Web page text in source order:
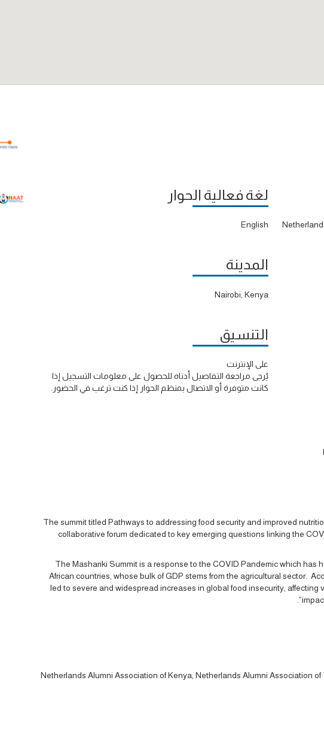
لغة فعالية الحوار
English
المدينة
Nairobi, Kenya
التنسيق
على الإنترنت
يُرجى مراجعة التفاصيل أدناه للحصول على معلومات التسجيل إذا
كانت متوفرة أو الاتصال بمنظم الحوار إذا كنت ترغب في الحضور.
The summit titled Pathways to addressing food security and improved
collaborative forum dedicated to key emerging questions linking the
The Mashariki Summit is a response to the COVID Pandemic which has
African countries, whose bulk of GDP stems from the agricultural sector.
led to severe and widespread increases in global food insecurity,
Netherlands Alumni Association of Kenya, Netherlands Alumni Association